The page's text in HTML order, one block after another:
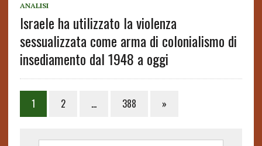
ANALISI
Israele ha utilizzato la violenza
sessualizzata come arma di colonialismo di
insediamento dal 1948 a oggi
1 2 … 388 »